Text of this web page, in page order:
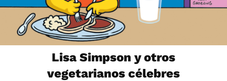
Lisa Simpson y otros
vegetarianos célebres